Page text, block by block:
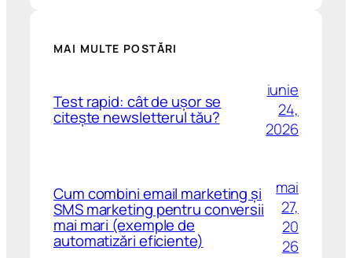
MAI MULTE POSTĂRI
Test rapid: cât de ușor se
citește newsletterul tău?
iunie
24,
2026
Cum combini email marketing și
SMS marketing pentru conversii
mai mari (exemple de
automatizări eficiente)
mai
27,
20
26